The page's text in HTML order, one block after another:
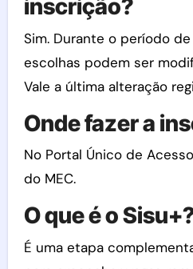
inscrição?
Sim. Durante o período
escolhas podem ser
Vale a última alteração
Onde fazer a
No Portal Único de
do MEC.
O que é o
É uma etapa